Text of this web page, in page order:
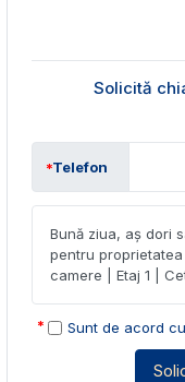
Solicită
Telefon
Sunt de acord cu